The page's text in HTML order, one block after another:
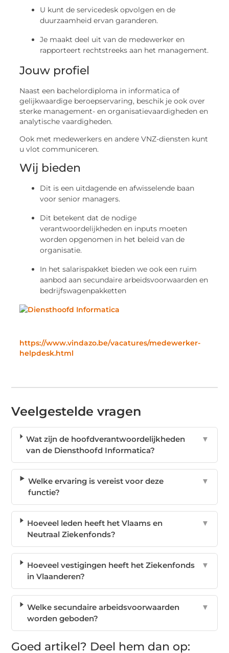
U kunt de servicedesk opvolgen en de
duurzaamheid ervan garanderen.
Je maakt deel uit van de medewerker en
rapporteert rechtstreeks aan het management.
Jouw profiel
Naast een bachelordiploma in informatica of
gelijkwaardige beroepservaring, beschik je ook over
sterke management- en organisatievaardigheden en
analytische vaardigheden.
Ook met medewerkers en andere VNZ-diensten kunt
u vlot communiceren.
Wij bieden
Dit is een uitdagende en afwisselende baan
voor senior managers.
Dit betekent dat de nodige
verantwoordelijkheden en inputs moeten
worden opgenomen in het beleid van de
organisatie.
In het salarispakket bieden we ook een ruim
aanbod aan secundaire arbeidsvoorwaarden en
bedrijfswagenpakketten
https://www.vindazo.be/vacatures/medewerker-
helpdesk.html
Veelgestelde vragen
Wat zijn de hoofdverantwoordelijkheden
van de Diensthoofd Informatica?
▼
Welke ervaring is vereist voor deze
functie?
▼
Hoeveel leden heeft het Vlaams en
Neutraal Ziekenfonds?
▼
Hoeveel vestigingen heeft het Ziekenfonds
in Vlaanderen?
▼
Welke secundaire arbeidsvoorwaarden
worden geboden?
▼
Goed artikel? Deel hem dan op: